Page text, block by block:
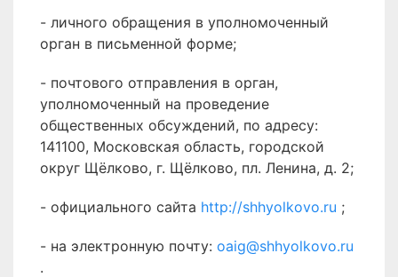
- личного обращения в уполномоченный
орган в письменной форме;
- почтового отправления в орган,
уполномоченный на проведение
общественных обсуждений, по адресу:
141100, Московская область, городской
округ Щёлково, г. Щёлково, пл. Ленина, д. 2;
- официального сайта http://shhyolkovo.ru ;
- на электронную почту: oaig@shhyolkovo.ru
.